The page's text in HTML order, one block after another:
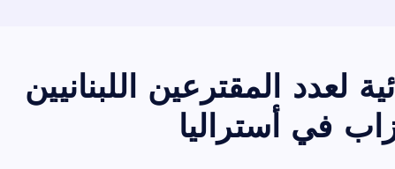
لعدد المقترعين اللبنانيين
في أستراليا